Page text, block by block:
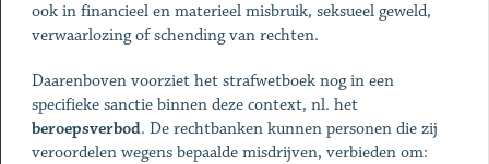
ook in financieel en materieel misbruik, seksueel geweld,
verwaarlozing of schending van rechten.
Daarenboven voorziet het strafwetboek nog in een
specifieke sanctie binnen deze context, nl. het
beroepsverbod. De rechtbanken kunnen personen die zij
veroordelen wegens bepaalde misdrijven, verbieden om: